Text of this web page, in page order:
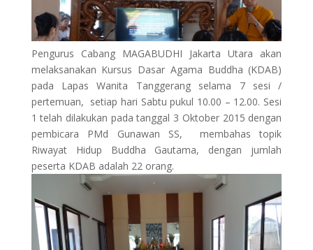
Pengurus Cabang MAGABUDHI Jakarta Utara akan
melaksanakan Kursus Dasar Agama Buddha (KDAB)
pada Lapas Wanita Tanggerang selama 7 sesi /
pertemuan, setiap hari Sabtu pukul 10.00 – 12.00. Sesi
1 telah dilakukan pada tanggal 3 Oktober 2015 dengan
pembicara PMd Gunawan SS, membahas topik
Riwayat Hidup Buddha Gautama, dengan jumlah
peserta KDAB adalah 22 orang.